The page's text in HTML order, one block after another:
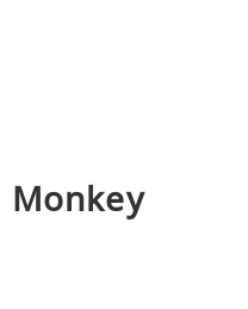
Monkey